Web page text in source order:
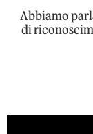
Abbiamo
di